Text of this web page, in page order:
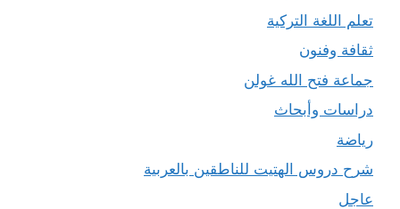
تعلم اللغة التركية
ثقافة وفنون
جماعة فتح الله غولن
دراسات وأبحاث
رياضة
شرح دروس الهتيت للناطقين بالعربية
عاجل